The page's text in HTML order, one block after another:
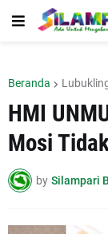
Beranda
HMI
Mosi
by Silampari